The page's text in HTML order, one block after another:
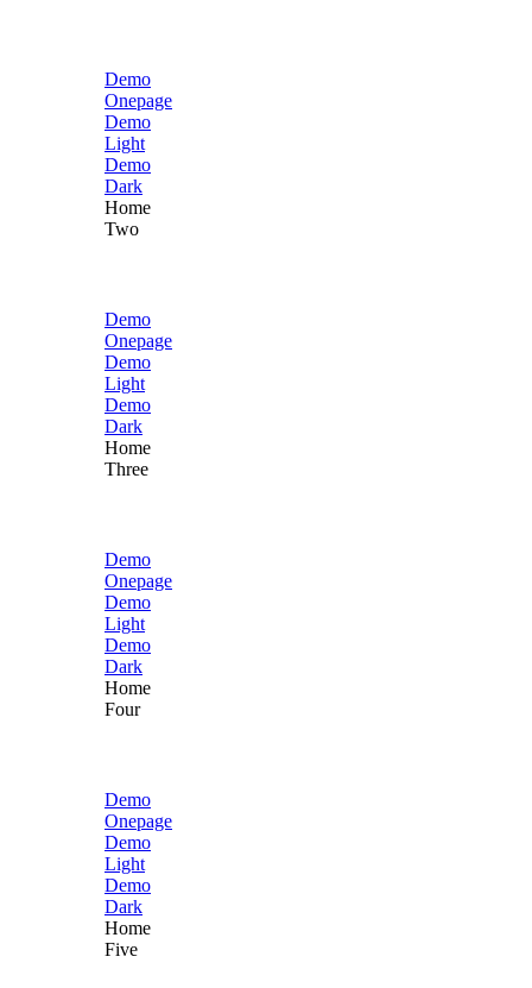
Demo
Onepage
Demo
Light
Demo
Dark
Home
Two
Demo
Onepage
Demo
Light
Demo
Dark
Home
Three
Demo
Onepage
Demo
Light
Demo
Dark
Home
Four
Demo
Onepage
Demo
Light
Demo
Dark
Home
Five